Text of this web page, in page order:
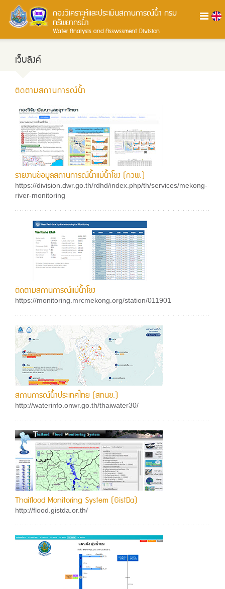
กองวิเคราะห์และประเมินสถานการณ์น้ำ กรม
ทรัพยากรน้ำ
Water Analysis and Asswssment Division
เว็บลิงค์
ติดตามสถานการณ์น้ำ
รายงานข้อมูลสถานการณ์น้ำแม่น้ำโขง (กวพ.)
https://division.dwr.go.th/rdhd/index.php/th/services/mekong-
river-monitoring
ติดตามสถานการณ์แม่น้ำโขง
https://monitoring.mrcmekong.org/station/011901
สถานการณ์น้ำประเทศไทย (สทนช.)
http://waterinfo.onwr.go.th/thaiwater30/
Thaiflood Monitoring System (GistDa)
http://flood.gistda.or.th/